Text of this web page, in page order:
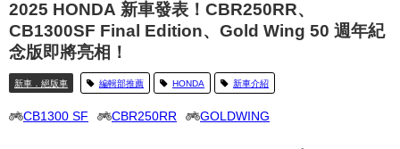
2025 HONDA 新車發表！CBR250RR、
CB1300SF Final Edition、Gold Wing 50 週年紀
念版即將亮相！
新車．絕版車 編輯部推薦 HONDA 新車介紹
CB1300 SF CBR250RR GOLDWING